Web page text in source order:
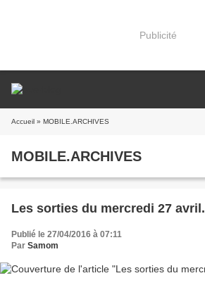
Publicité
Accueil » MOBILE.ARCHIVES
MOBILE.ARCHIVES
Les sorties du mercredi 27 avril.
Publié le 27/04/2016 à 07:11
Par Samom